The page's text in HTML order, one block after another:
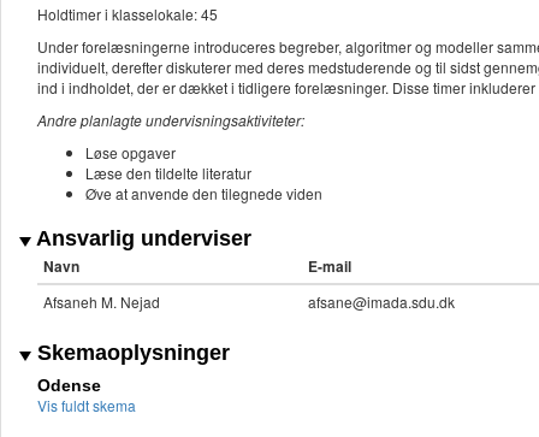
Holdtimer i klasselokale: 45
Under forelæsningerne introduceres begreber, algoritmer og modeller
individuelt, derefter diskuterer med deres medstuderende og til sidst
ind i indholdet, der er dækket i tidligere forelæsninger. Disse timer
Andre planlagte undervisningsaktiviteter:
Løse opgaver
Læse den tildelte literatur
Øve at anvende den tilegnede viden
Ansvarlig underviser
Navn E-mail
Afsaneh M. Nejad afsane@imada.sdu.dk
Skemaoplysninger
Odense
Vis fuldt skema